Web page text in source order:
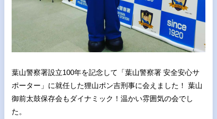
葉山警察署設立100年を記念して「葉山警察署 安全安心サ
ポーター」に就任した狸山ポン吉刑事に会えました！ 葉山
御前太鼓保存会もダイナミック！温かい雰囲気の会でし
た。